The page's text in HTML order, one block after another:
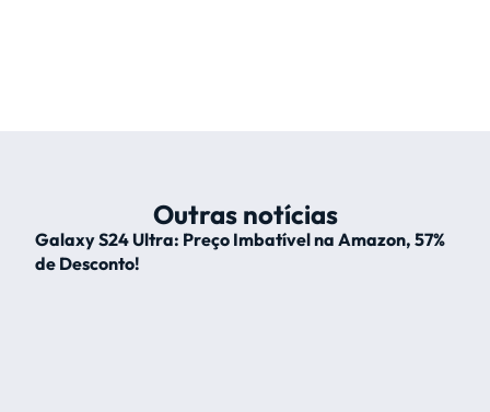
Outras notícias
Galaxy S24 Ultra: Preço Imbatível na Amazon, 57%
de Desconto!